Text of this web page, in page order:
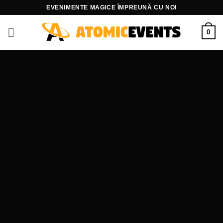
content
EVENIMENTE MAGICE ÎMPREUNĂ CU NOI
0